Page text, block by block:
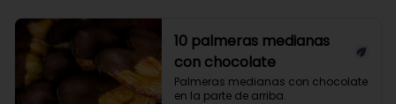
10 palmeras medianas
con chocolate
Palmeras medianas con chocolate
en la parte de arriba.